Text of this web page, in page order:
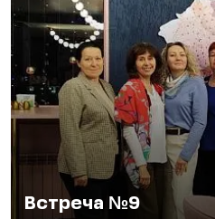
Встреча №9